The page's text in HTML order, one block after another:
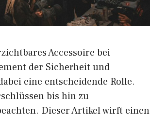
Accessoire bei
der Sicherheit und
eine entscheidende Rolle.
bis hin zu
Dieser Artikel wirft einen